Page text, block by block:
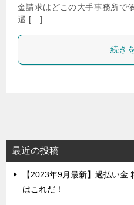
金請求はどこの大手事務所で
還 […]
続き
最近の投稿
【2023年9月最新】過払い金
はこれだ！